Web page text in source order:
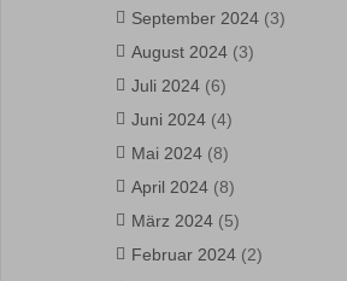
September 2024 (3)
August 2024 (3)
Juli 2024 (6)
Juni 2024 (4)
Mai 2024 (8)
April 2024 (8)
März 2024 (5)
Februar 2024 (2)